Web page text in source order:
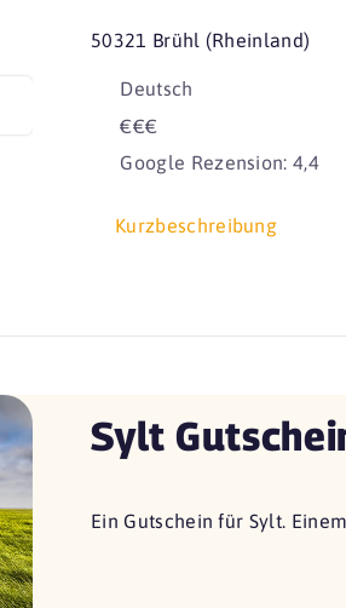
50321 Brühl (Rheinland)
Deutsch
€€€
Google Rezension: 4,4
Kurzbeschreibung
Sylt
Ein Gutschein für Sylt.